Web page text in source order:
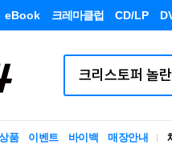
eBook 크레마클럽 CD/LP
품 이벤트 바이백 매장안내